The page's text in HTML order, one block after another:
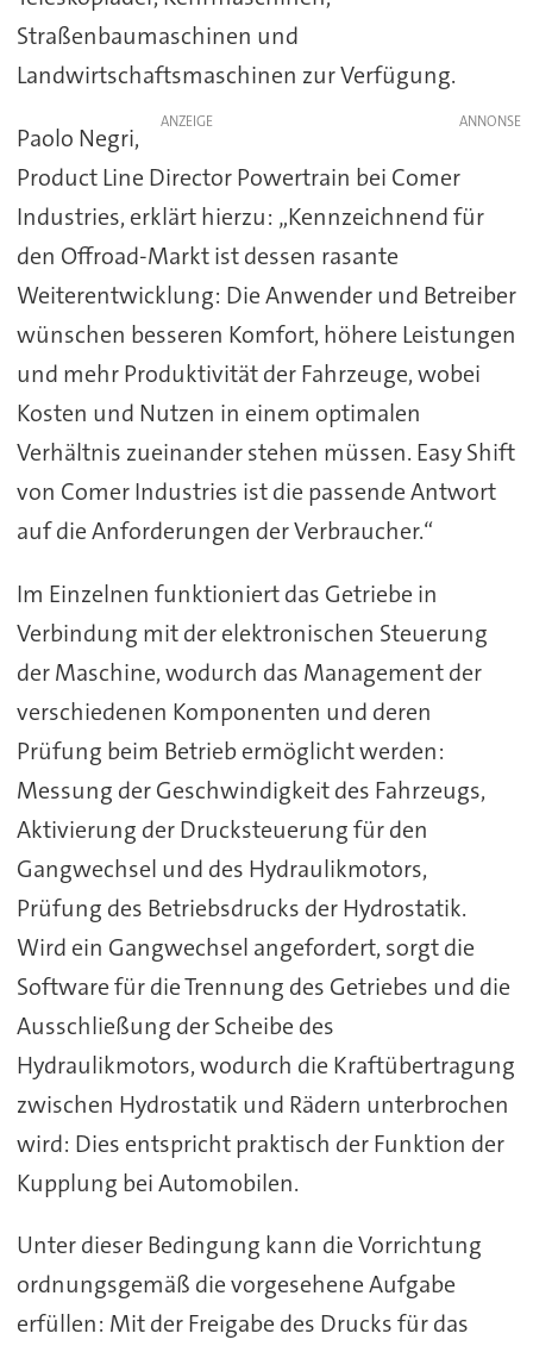
Straßenbaumaschinen und
Landwirtschaftsmaschinen zur Verfügung.
ANZEIGE
Paolo Negri,
Product Line Director Powertrain bei Comer
Industries, erklärt hierzu: „Kennzeichnend für
den Offroad-Markt ist dessen rasante
Weiterentwicklung: Die Anwender und Betreiber
wünschen besseren Komfort, höhere Leistungen
und mehr Produktivität der Fahrzeuge, wobei
Kosten und Nutzen in einem optimalen
Verhältnis zueinander stehen müssen. Easy Shift
von Comer Industries ist die passende Antwort
auf die Anforderungen der Verbraucher.“
Im Einzelnen funktioniert das Getriebe in
Verbindung mit der elektronischen Steuerung
der Maschine, wodurch das Management der
verschiedenen Komponenten und deren
Prüfung beim Betrieb ermöglicht werden:
Messung der Geschwindigkeit des Fahrzeugs,
Aktivierung der Drucksteuerung für den
Gangwechsel und des Hydraulikmotors,
Prüfung des Betriebsdrucks der Hydrostatik.
Wird ein Gangwechsel angefordert, sorgt die
Software für die Trennung des Getriebes und die
Ausschließung der Scheibe des
Hydraulikmotors, wodurch die Kraftübertragung
zwischen Hydrostatik und Rädern unterbrochen
wird: Dies entspricht praktisch der Funktion der
Kupplung bei Automobilen.
Unter dieser Bedingung kann die Vorrichtung
ordnungsgemäß die vorgesehene Aufgabe
erfüllen: Mit der Freigabe des Drucks für das